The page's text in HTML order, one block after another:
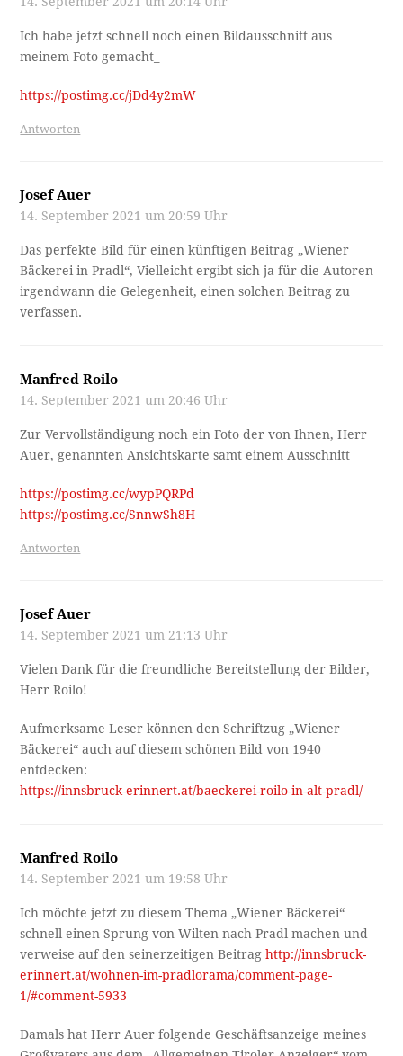
Ich habe jetzt schnell noch einen Bildausschnitt aus
meinem Foto gemacht_
https://postimg.cc/jDd4y2mW
Antworten
Josef Auer
14. September 2021 um 20:59 Uhr
Das perfekte Bild für einen künftigen Beitrag „Wiener
Bäckerei in Pradl“, Vielleicht ergibt sich ja für die Autoren
irgendwann die Gelegenheit, einen solchen Beitrag zu
verfassen.
Manfred Roilo
14. September 2021 um 20:46 Uhr
Zur Vervollständigung noch ein Foto der von Ihnen, Herr
Auer, genannten Ansichtskarte samt einem Ausschnitt
https://postimg.cc/wypPQRPd
https://postimg.cc/SnnwSh8H
Antworten
Josef Auer
14. September 2021 um 21:13 Uhr
Vielen Dank für die freundliche Bereitstellung der Bilder,
Herr Roilo!
Aufmerksame Leser können den Schriftzug „Wiener
Bäckerei“ auch auf diesem schönen Bild von 1940
entdecken:
https://innsbruck-erinnert.at/baeckerei-roilo-in-alt-pradl/
Manfred Roilo
14. September 2021 um 19:58 Uhr
Ich möchte jetzt zu diesem Thema „Wiener Bäckerei“
schnell einen Sprung von Wilten nach Pradl machen und
verweise auf den seinerzeitigen Beitraghttp://innsbruck-
erinnert.at/wohnen-im-pradlorama/comment-page-
1/#comment-5933
Damals hat Herr Auer folgende Geschäftsanzeige meines